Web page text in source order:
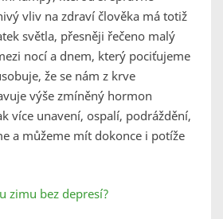
vliv na zdraví člověka má totiž
světla, přesněji řečeno malý
nocí a dnem, který pociťujeme
že se nám z krve
výše zmíněný hormon
více unavení, ospalí, podráždění,
a můžeme mít dokonce i potíže
zimu bez depresí?